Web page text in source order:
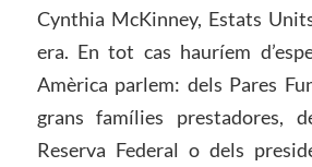
Cynthia McKinney, Estats
era. En tot cas hauríem
Amèrica parlem: dels Pares
grans famílies prestadores,
Reserva Federal o dels